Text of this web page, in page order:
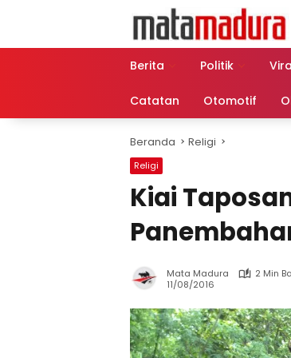
Berita
Politik
Catatan Otomotif
Beranda Religi
Religi
Kiai
Mata Madura
2 Min
11/08/2016